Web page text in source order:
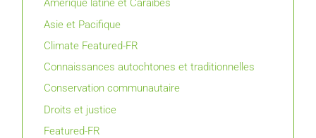
Amérique latine et Caraïbes
Asie et Pacifique
Climate Featured-FR
Connaissances autochtones et traditionnelles
Conservation communautaire
Droits et justice
Featured-FR